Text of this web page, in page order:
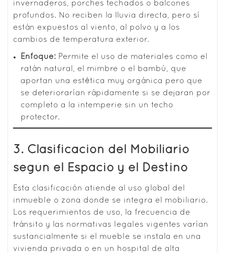
invernaderos, porches techados o balcones
profundos. No reciben la lluvia directa, pero sí
están expuestos al viento, al polvo y a los
cambios de temperatura exterior.
Enfoque: Permite el uso de materiales como el
ratán natural, el mimbre o el bambú, que
aportan una estética muy orgánica pero que
se deteriorarían rápidamente si se dejaran por
completo a la intemperie sin un techo
protector.
3. Clasificación del Mobiliario
según el Espacio y el Destino
Esta clasificación atiende al uso global del
inmueble o zona donde se integra el mobiliario.
Los requerimientos de uso, la frecuencia de
tránsito y las normativas legales vigentes varían
sustancialmente si el mueble se instala en una
vivienda privada o en un hospital de alta